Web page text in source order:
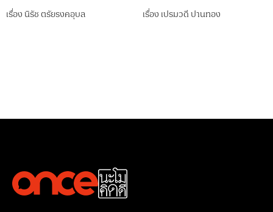
เรื่องนิรัช ตรัยรงคอุบล เรื่อง เปรมวดี ปานทอง